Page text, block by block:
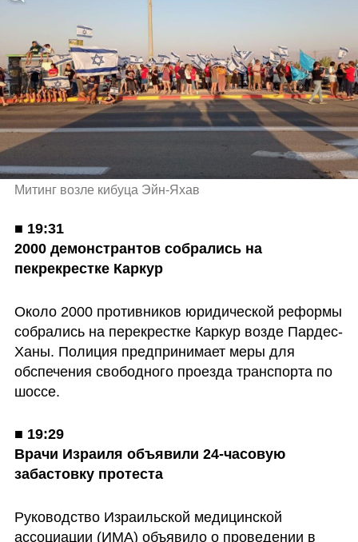
Митинг возле кибуца Эйн-Яхав
■ 19:31
2000 демонстрантов собрались на
пекрекрестке Каркур
Около 2000 противников юридической реформы
собрались на перекрестке Каркур возде Пардес-
Ханы. Полиция предпринимает меры для
обспечения свободного проезда транспорта по
шоссе.
■ 19:29
Врачи Израиля объявили 24-часовую
забастовку протеста
Руководство Израильской медицинской
ассоциации (ИМА) объявило о проведении в